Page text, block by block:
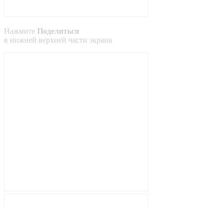
Нажмите Поделиться
в нижней верхней части экрана